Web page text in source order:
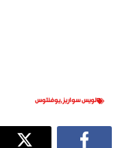
لويس سواريز,يوفنتوس